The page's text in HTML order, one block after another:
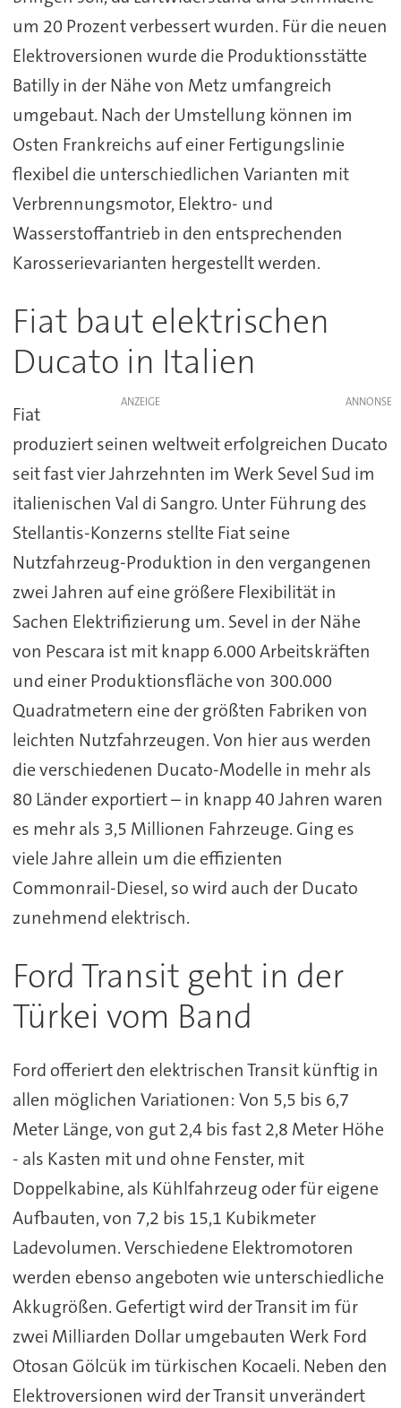
um 20 Prozent verbessert wurden. Für die neuen
Elektroversionen wurde die Produktionsstätte
Batilly in der Nähe von Metz umfangreich
umgebaut. Nach der Umstellung können im
Osten Frankreichs auf einer Fertigungslinie
flexibel die unterschiedlichen Varianten mit
Verbrennungsmotor, Elektro- und
Wasserstoffantrieb in den entsprechenden
Karosserievarianten hergestellt werden.
Fiat baut elektrischen
Ducato in Italien
ANZEIGE
Fiat
produziert seinen weltweit erfolgreichen Ducato
seit fast vier Jahrzehnten im Werk Sevel Sud im
italienischen Val di Sangro. Unter Führung des
Stellantis-Konzerns stellte Fiat seine
Nutzfahrzeug-Produktion in den vergangenen
zwei Jahren auf eine größere Flexibilität in
Sachen Elektrifizierung um. Sevel in der Nähe
von Pescara ist mit knapp 6.000 Arbeitskräften
und einer Produktionsfläche von 300.000
Quadratmetern eine der größten Fabriken von
leichten Nutzfahrzeugen. Von hier aus werden
die verschiedenen Ducato-Modelle in mehr als
80 Länder exportiert – in knapp 40 Jahren waren
es mehr als 3,5 Millionen Fahrzeuge. Ging es
viele Jahre allein um die effizienten
Commonrail-Diesel, so wird auch der Ducato
zunehmend elektrisch.
Ford Transit geht in der
Türkei vom Band
Ford offeriert den elektrischen Transit künftig in
allen möglichen Variationen: Von 5,5 bis 6,7
Meter Länge, von gut 2,4 bis fast 2,8 Meter Höhe
- als Kasten mit und ohne Fenster, mit
Doppelkabine, als Kühlfahrzeug oder für eigene
Aufbauten, von 7,2 bis 15,1 Kubikmeter
Ladevolumen. Verschiedene Elektromotoren
werden ebenso angeboten wie unterschiedliche
Akkugrößen. Gefertigt wird der Transit im für
zwei Milliarden Dollar umgebauten Werk Ford
Otosan Gölcük im türkischen Kocaeli. Neben den
Elektroversionen wird der Transit unverändert